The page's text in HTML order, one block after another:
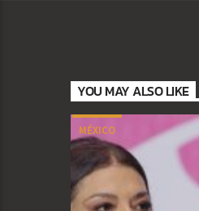
YOU MAY ALSO LIKE
MÉXICO